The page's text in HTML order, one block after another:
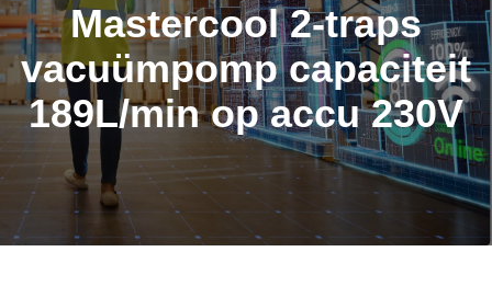
Mastercool 2-traps
vacuümpomp capaciteit
189L/min op accu 230V